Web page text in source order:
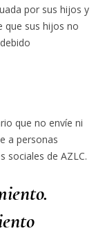
por sus hijos y
que sus hijos no
que no envíe ni
a personas
sociales de AZLC.